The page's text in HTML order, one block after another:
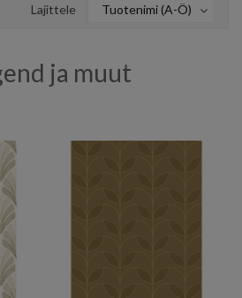
Lajittele Tuotenimi (A-Ö)
ja muut